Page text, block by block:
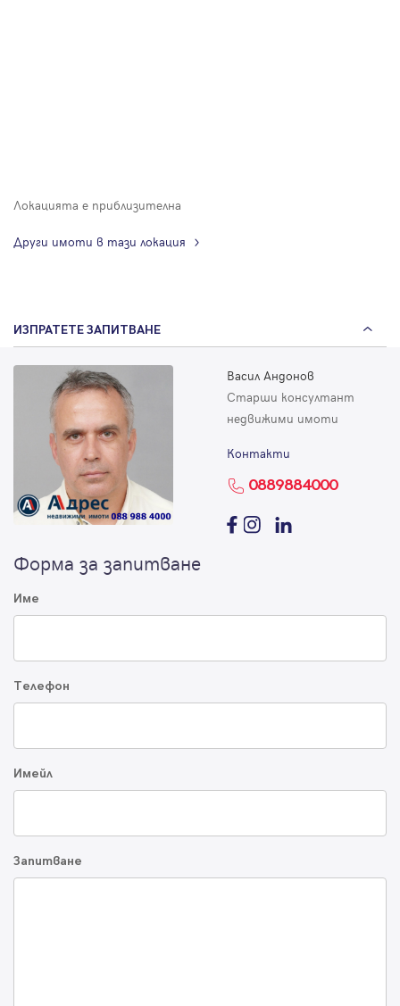
Локацията е приблизителна
Други имоти в тази локация
ИЗПРАТЕТЕ ЗАПИТВАНЕ
Васил Андонов
Старши консултант
недвижими имоти
Контакти
0889884000
Форма за запитване
Име
Телефон
Имейл
Запитване